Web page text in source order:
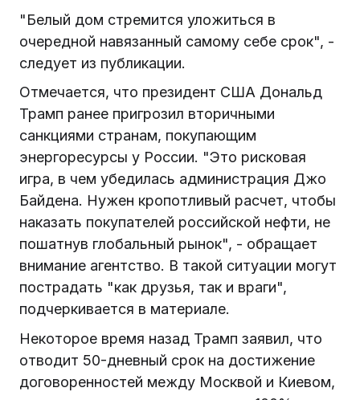
"Белый дом стремится уложиться в
очередной навязанный самому себе срок", -
следует из публикации.
Отмечается, что президент США Дональд
Трамп ранее пригрозил вторичными
санкциями странам, покупающим
энергоресурсы у России. "Это рисковая
игра, в чем убедилась администрация Джо
Байдена. Нужен кропотливый расчет, чтобы
наказать покупателей российской нефти, не
пошатнув глобальный рынок", - обращает
внимание агентство. В такой ситуации могут
пострадать "как друзья, так и враги",
подчеркивается в материале.
Некоторое время назад Трамп заявил, что
отводит 50-дневный срок на достижение
договоренностей между Москвой и Киевом,